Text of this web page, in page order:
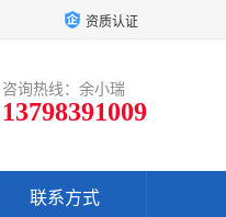
资质认证
咨询热线：余小瑞
13798391009
联系方式